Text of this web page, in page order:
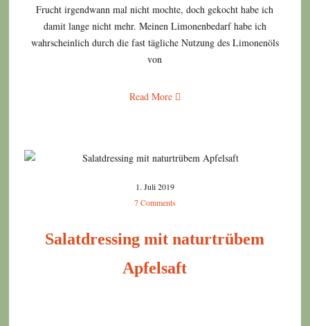
Frucht irgendwann mal nicht mochte, doch gekocht habe ich
damit lange nicht mehr. Meinen Limonenbedarf habe ich
wahrscheinlich durch die fast tägliche Nutzung des Limonenöls
von
Read More
1. Juli 2019
7 Comments
Salatdressing mit naturtrübem
Apfelsaft